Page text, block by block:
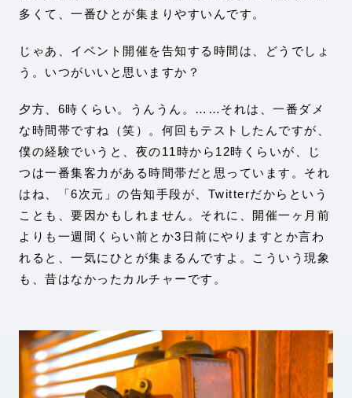
多くて、一番ひとが集まりやすいんです。
じゃあ、イベント開催を告知する時間は、どうでしょ
う。いつがいいと思いますか？
夕方、6時くらい。うんうん。……それは、一番ダメ
な時間帯ですね（笑）。何回もテストしたんですが、
僕の経験でいうと、夜の11時から12時くらいが、じ
つは一番集客力がある時間帯だと思っています。それ
はね、「6次元」の告知手段が、Twitterだからという
ことも、要因かもしれません。それに、開催一ヶ月前
よりも一週間くらい前とか3日前にやりますとか言わ
れると、一気にひとが集まるんですよ。こういう現象
も、昔はなかったカルチャーです。